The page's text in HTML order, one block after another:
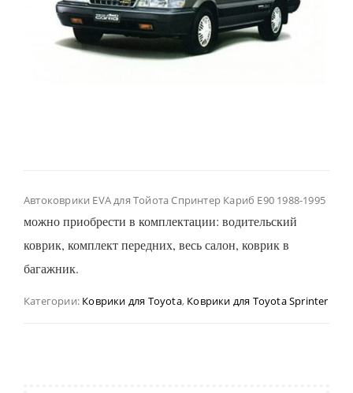
Автоковрики EVA для Тойота Спринтер Кариб Е90 1988-1995
можно приобрести в комплектации: водительский
коврик, комплект передних, весь салон, коврик в
багажник.
Категории: Коврики для Toyota, Коврики для Toyota Sprinter